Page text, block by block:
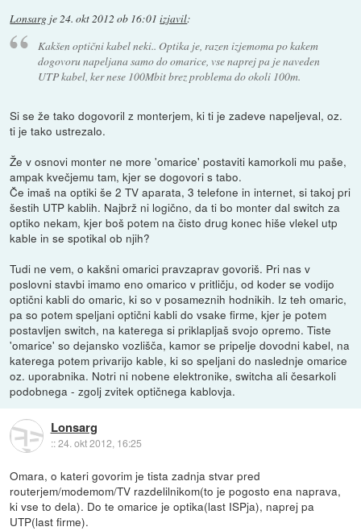
Lonsarg je24. okt 2012 ob 16:01 izjavil:
Kakšen optični kabel neki.. Optika je, razen izjemoma po kakem
dogovoru napeljana samo do omarice, vse naprej pa je naveden
UTP kabel, ker nese 100Mbit brez problema do okoli 100m.
Si se že tako dogovoril z monterjem, ki ti je zadeve napeljeval, oz.
ti je tako ustrezalo.
Že v osnovi monter ne more 'omarice' postaviti kamorkoli mu paše,
ampak kvečjemu tam, kjer se dogovori s tabo.
Če imaš na optiki še 2 TV aparata, 3 telefone in internet, si takoj pri
šestih UTP kablih. Najbrž ni logično, da ti bo monter dal switch za
optiko nekam, kjer boš potem na čisto drug konec hiše vlekel utp
kable in se spotikal ob njih?
Tudi ne vem, o kakšni omarici pravzaprav govoriš. Pri nas v
poslovni stavbi imamo eno omarico v pritličju, od koder se vodijo
optični kabli do omaric, ki so v posameznih hodnikih. Iz teh omaric,
pa so potem speljani optični kabli do vsake firme, kjer je potem
postavljen switch, na katerega si priklapljaš svojo opremo. Tiste
'omarice' so dejansko vozlišča, kamor se pripelje dovodni kabel, na
katerega potem privarijo kable, ki so speljani do naslednje omarice
oz. uporabnika. Notri ni nobene elektronike, switcha ali česarkoli
podobnega - zgolj zvitek optičnega kablovja.
Lonsarg
::24. okt 2012, 16:25
Omara, o kateri govorim je tista zadnja stvar pred
routerjem/modemom/TV razdelilnikom(to je pogosto ena naprava,
ki vse to dela). Do te omarice je optika(last ISPja), naprej pa
UTP(last firme).